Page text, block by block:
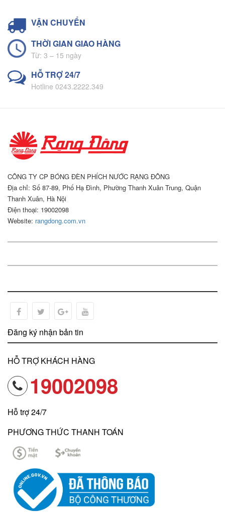
VẬN CHUYỂN
THỜI GIAN GIAO HÀNG
Từ: 3 – 15 ngày
HỖ TRỢ 24/7
Hotline 0243.2222.349
CÔNG TY CP BÓNG ĐÈN PHÍCH NƯỚC RẠNG ĐÔNG
Địa chỉ: Số 87-89, Phố Hạ Đình, Phường Thanh Xuân Trung, Quận
Thanh Xuân, Hà Nội
Điện thoại: 19002098
Website: rangdong.com.vn
Đăng ký nhận bản tin
HỖ TRỢ KHÁCH HÀNG
19002098
Hỗ trợ 24/7
PHƯƠNG THỨC THANH TOÁN